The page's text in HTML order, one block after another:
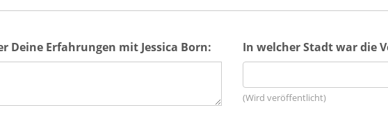
Deine Erfahrungen mit Jessica Born: In welcher Stadt war die
(Wird veröffentlicht)